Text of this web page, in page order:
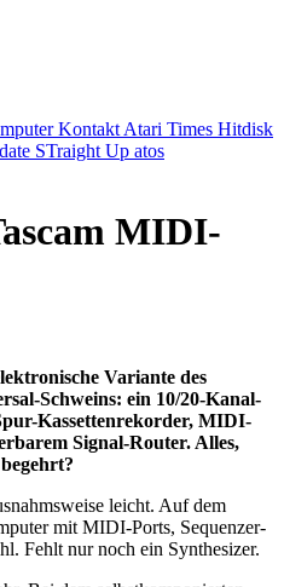
Kontakt Atari Times Hitdisk
STraight Up atos
MIDI-
Variante des
Schweins: ein 10/20-Kanal-
Kassettenrekorder, MIDI-
Signal-Router. Alles,
leicht. Auf dem
mit MIDI-Ports, Sequenzer-
Fehlt nur noch ein Synthesizer.